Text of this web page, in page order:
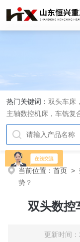
热门关键词：双头车床
主轴数控机床，车铣复
当前位置：首页 >
势？
双头数控
更新时间